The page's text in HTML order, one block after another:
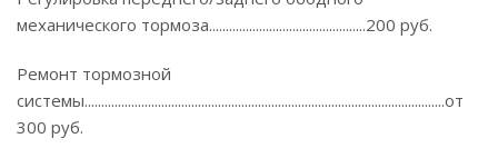
механического тормоза...............................................200 руб.
Ремонт тормозной
системы............................................................................................................от
300 руб.